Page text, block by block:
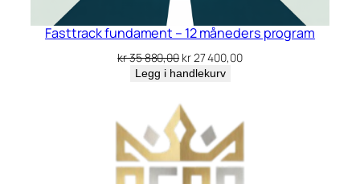
Fasttrack fundament – 12 måneders program
kr35 880,00 Opprinnelig
pris
kr 35
880,00.
kr27 400,00Nåværende
Legg i handlekurv